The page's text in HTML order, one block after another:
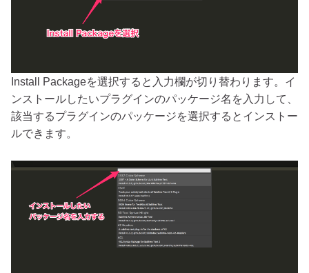
Install Packageを選択すると入力欄が切り替わります。イ
ンストールしたいプラグインのパッケージ名を入力して、
該当するプラグインのパッケージを選択するとインストー
ルできます。